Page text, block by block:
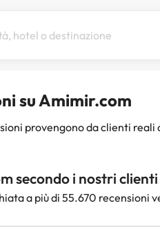
su Amimir.com
provengono da clienti
secondo i nostri clienti
a più di 55.670 recensioni